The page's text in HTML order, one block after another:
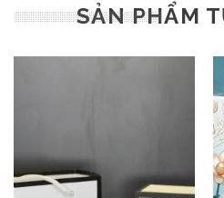
SẢN PHẨM